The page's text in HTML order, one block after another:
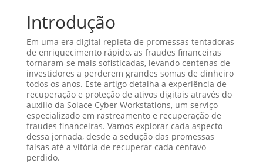
Introdução
Em uma era digital repleta de promessas tentadoras
de enriquecimento rápido, as fraudes financeiras
tornaram-se mais sofisticadas, levando centenas de
investidores a perderem grandes somas de dinheiro
todos os anos. Este artigo detalha a experiência de
recuperação e proteção de ativos digitais através do
auxílio da Solace Cyber Workstations, um serviço
especializado em rastreamento e recuperação de
fraudes financeiras. Vamos explorar cada aspecto
dessa jornada, desde a sedução das promessas
falsas até a vitória de recuperar cada centavo
perdido.